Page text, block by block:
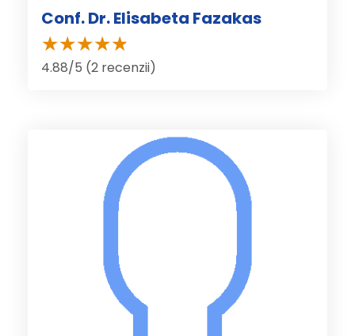
Conf. Dr. Elisabeta Fazakas
4.88/5 (2 recenzii)